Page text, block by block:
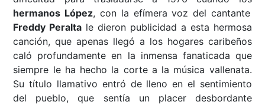
hermanos López, con la efímera voz del cantante
Freddy Peralta le dieron publicidad a esta hermosa
canción, que apenas llegó a los hogares caribeños
caló profundamente en la inmensa fanaticada que
siempre le ha hecho la corte a la música vallenata.
Su título llamativo entró de lleno en el sentimiento
del pueblo, que sentía un placer desbordante